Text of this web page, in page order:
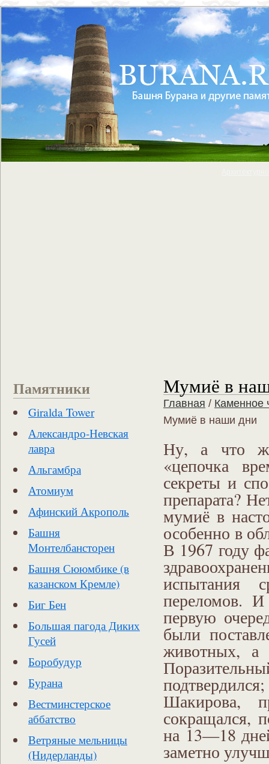
Памятники
Giralda Tower
Александро-Невская
лавра
Альгамбра
Атомиум
Афинский Акрополь
Башня
Монтелбансторен
Башня Сююмбике (в
казанском Кремле)
Биг Бен
Большая пагода Диких
Гусей
Боробудур
Бурана
Вестминстерское
аббатство
Ветряные мельницы
(Нидерланды)
Мумиё в
Главная / Каменное
Мумиё в наши дни
Ну, а что
«цепочка
секреты и
препарата?
мумиё в
особенно в
В 1967 году
испытания
переломов.
первую
были
животных,
Шакирова,
сокращался,
на 13—18
заметно